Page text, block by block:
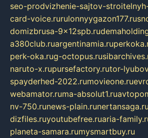
seo-prodvizhenie-sajtov-
card-voice.rurulonnyygazon177.ru
domizbrusa-9x12spb.ru
a380club.ruargentinamia.ru
perk-oka.rug-octopus.ru
naruto-x.rupursefactory.rutor-
spayderhed-2022.rumovieone.ru
webamator.ruma-absolut1.ru
nv-750.runews-plain.runertansaga.ru
dizfiles.ruyoutubefree.ruaria-
planeta-samara.rumysmartbuy.ru